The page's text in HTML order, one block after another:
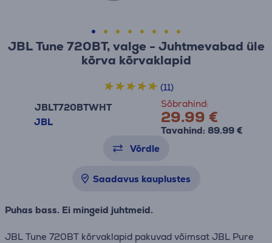
JBL Tune 720BT, valge - Juhtmevabad üle
kõrva kõrvaklapid
JBLT720BTWHT
JBL
Sõbrahind:
29.99 €
Tavahind: 89.99 €
(11)
Võrdle
Saadavus kauplustes
Puhas bass. Ei mingeid juhtmeid.
JBL Tune 720BT kõrvaklapid pakuvad võimsat JBL Pure